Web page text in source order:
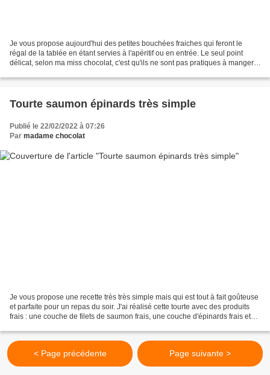
Je vous propose aujourd'hui des petites bouchées fraiches qui feront le
régal de la tablée en étant servies à l'apéritif ou en entrée. Le seul point
délicat, selon ma miss chocolat, c'est qu'ils ne sont pas pratiques à manger...
Tourte saumon épinards très simple
Publié le 22/02/2022 à 07:26
Par madame chocolat
Je vous propose une recette très très simple mais qui est tout à fait goûteuse
et parfaite pour un repas du soir. J'ai réalisé cette tourte avec des produits
frais : une couche de filets de saumon frais, une couche d'épinards frais et
< Page précédente Page suivante >